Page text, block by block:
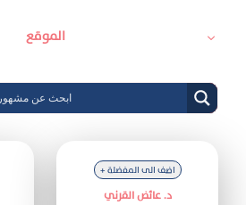
الموقع
+ اضف الى المفضلة
د. عائض القرني